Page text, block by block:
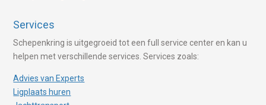
Services
Schepenkring is uitgegroeid tot een full service center en kan u
helpen met verschillende services. Services zoals:
Advies van Experts
Ligplaats huren